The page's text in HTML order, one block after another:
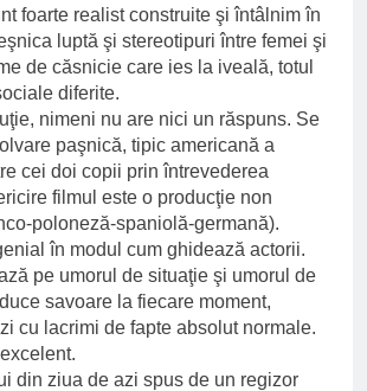
foarte realist construite şi întâlnim în
luptă şi stereotipuri între femei şi
de căsnicie care ies la iveală, totul
diferite.
nimeni nu are nici un răspuns. Se
paşnică, tipic americană a
cei doi copii prin întrevederea
filmul este o producţie non
poloneză-spaniolă-germană).
în modul cum ghidează actorii.
pe umorul de situaţie şi umorul de
savoare la fiecare moment,
cu lacrimi de fapte absolut normale.
din ziua de azi spus de un regizor